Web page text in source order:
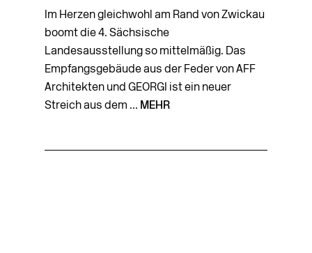
Im Herzen gleichwohl am Rand von Zwickau
boomt die 4. Sächsische
Landesausstellung so mittelmäßig. Das
Empfangsgebäude aus der Feder von AFF
Architekten und GEORGI ist ein neuer
Streich aus dem ... MEHR